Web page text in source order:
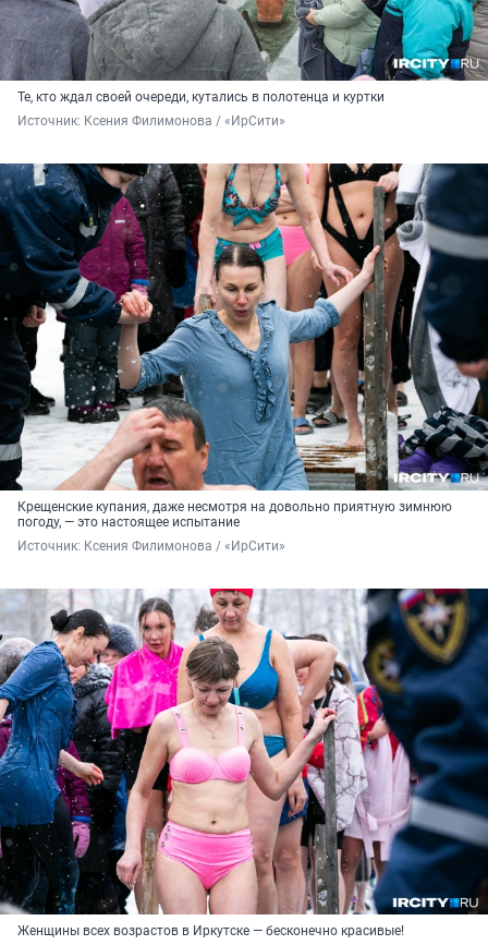
Те, кто ждал своей очереди, кутались в полотенца и куртки
Источник: Ксения Филимонова / «ИрСити»
Крещенские купания, даже несмотря на довольно приятную зимнюю
погоду, — это настоящее испытание
Источник: Ксения Филимонова / «ИрСити»
Женщины всех возрастов в Иркутске — бесконечно красивые!